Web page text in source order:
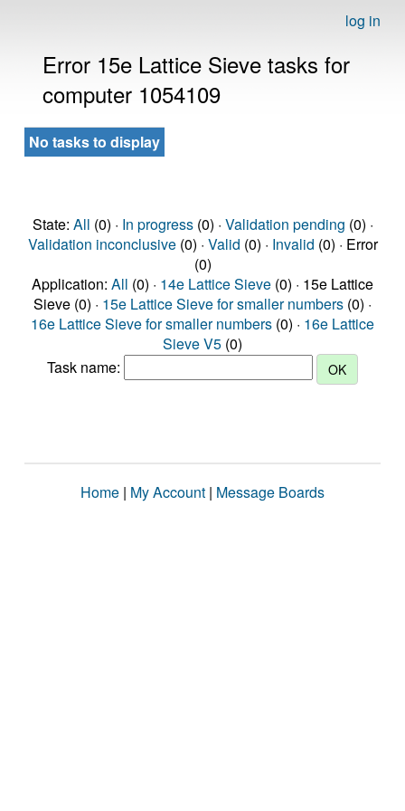
log in
Error 15e Lattice Sieve tasks for
computer 1054109
No tasks to display
State: All (0) · In progress(0) · Validation pending (0) ·
Validation inconclusive(0) · Valid (0) · Invalid (0) · Error
(0)
Application: All (0) · 14e Lattice Sieve (0) · 15e Lattice
Sieve (0) · 15e Lattice Sieve for smaller numbers (0) ·
16e Lattice Sieve for smaller numbers (0) · 16e Lattice
Sieve V5 (0)
Task name:
Home | My Account | Message Boards